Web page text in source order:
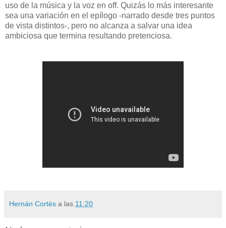
uso de la música y la voz en off. Quizás lo más interesante
sea una variación en el epílogo -narrado desde tres puntos
de vista distintos-, pero no alcanza a salvar una idea
ambiciosa que termina resultando pretenciosa.
Hernán Cortés a las 11:20